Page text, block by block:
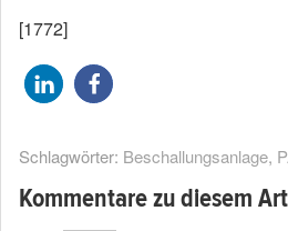
[1772]
Schlagwörter: Beschallungsanlage,
Kommentare zu diesem